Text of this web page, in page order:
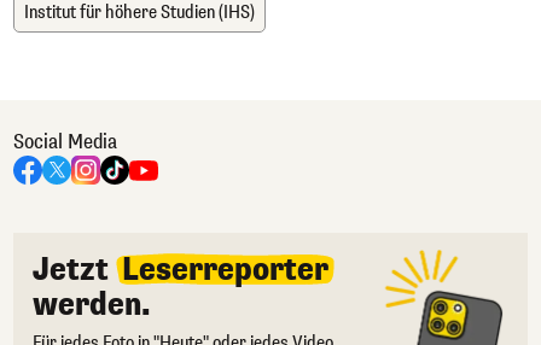
Institut für höhere Studien (IHS)
Social Media
Jetzt Leserreporter
werden.